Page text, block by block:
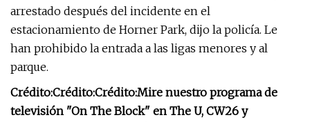
arrestado después del incidente en el
estacionamiento de Horner Park, dijo la policía. Le
han prohibido la entrada a las ligas menores y al
parque.
Crédito:Crédito:Crédito:Mire nuestro programa de
televisión "On The Block" en The U, CW26 y